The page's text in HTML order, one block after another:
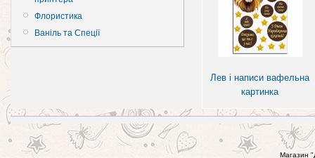
Флористика
Ваніль та Спеції
Лев і написи вафельна
картинка
Магазин